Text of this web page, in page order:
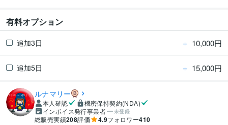
有料オプション
追加3日 ＋ 10,000円
追加5日 ＋ 15,000円
ルナマリー
本人確認
機密保持契約(NDA)
インボイス発行事業者
未登録
総販売実績208評価 4.9フォロワー410